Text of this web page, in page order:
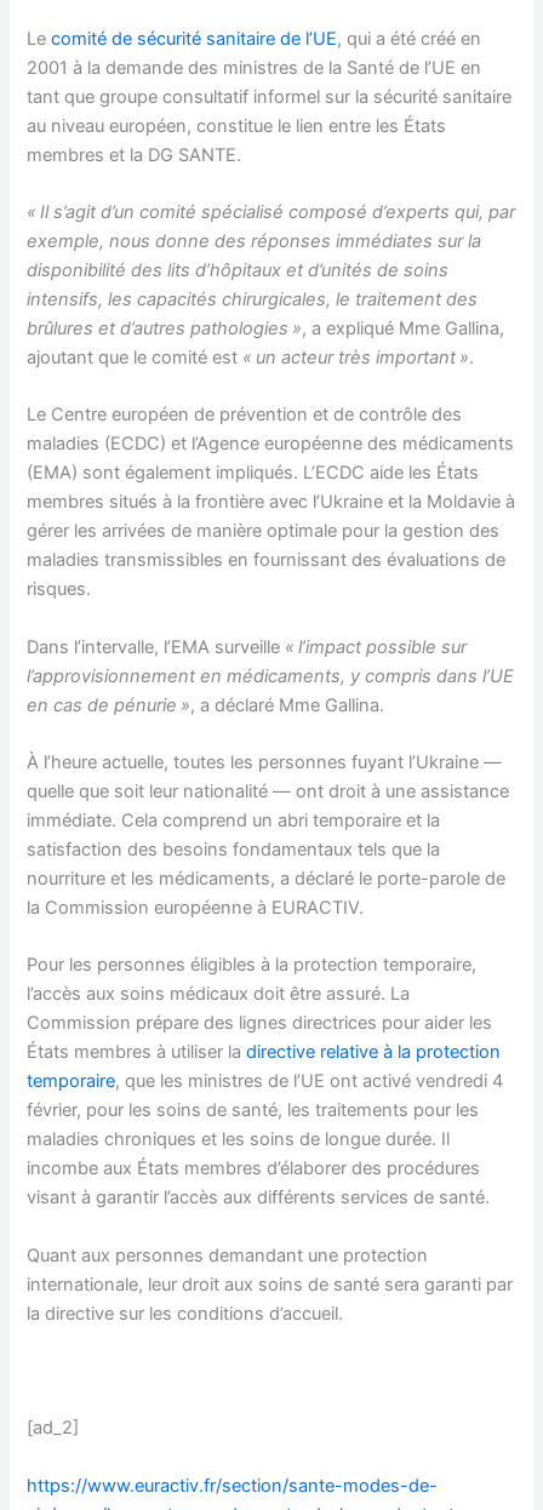
Lecomité de sécurité sanitaire de l’UE, qui a été créé en
2001 à la demande des ministres de la Santé de l’UE en
tant que groupe consultatif informel sur la sécurité sanitaire
au niveau européen, constitue le lien entre les États
membres et la DG SANTE.
« Il s’agit d’un comité spécialisé composé d’experts qui, par
exemple, nous donne des réponses immédiates sur la
disponibilité des lits d’hôpitaux et d’unités de soins
intensifs, les capacités chirurgicales, le traitement des
brûlures et d’autres pathologies », a expliqué Mme Gallina,
ajoutant que le comité est « un acteur très important ».
Le Centre européen de prévention et de contrôle des
maladies (ECDC) et l’Agence européenne des médicaments
(EMA) sont également impliqués. L’ECDC aide les États
membres situés à la frontière avec l’Ukraine et la Moldavie à
gérer les arrivées de manière optimale pour la gestion des
maladies transmissibles en fournissant des évaluations de
risques.
Dans l’intervalle, l’EMA surveille « l’impact possible sur
l’approvisionnement en médicaments, y compris dans l’UE
en cas de pénurie », a déclaré Mme Gallina.
À l’heure actuelle, toutes les personnes fuyant l’Ukraine —
quelle que soit leur nationalité — ont droit à une assistance
immédiate. Cela comprend un abri temporaire et la
satisfaction des besoins fondamentaux tels que la
nourriture et les médicaments, a déclaré le porte-parole de
la Commission européenne à EURACTIV.
Pour les personnes éligibles à la protection temporaire,
l’accès aux soins médicaux doit être assuré. La
Commission prépare des lignes directrices pour aider les
États membres à utiliser ladirective relative à la protection
temporaire, que les ministres de l’UE ont activé vendredi 4
février, pour les soins de santé, les traitements pour les
maladies chroniques et les soins de longue durée. Il
incombe aux États membres d’élaborer des procédures
visant à garantir l’accès aux différents services de santé.
Quant aux personnes demandant une protection
internationale, leur droit aux soins de santé sera garanti par
la directive sur les conditions d’accueil.
[ad_2]
https://www.euractiv.fr/section/sante-modes-de-